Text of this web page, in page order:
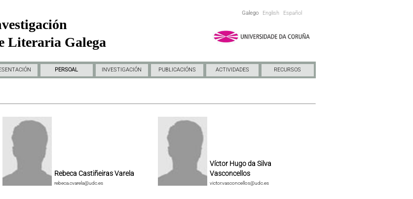
Galego English Español
Literaria Galega
PERSOAL INVESTIGACIÓN PUBLICACIÓNS ACTIVIDADES RECURSOS
Rebeca Castiñeiras Varela
rebeca.cvarela@udc.es
Víctor Hugo da Silva
Vasconcellos
victor.vasconcellos@udc.es